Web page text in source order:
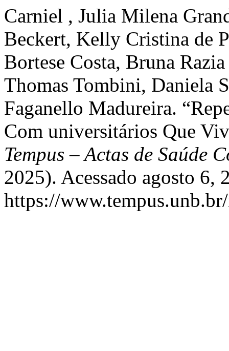
Carniel , Julia Milena
Beckert, Kelly Cristina de
Bortese Costa, Bruna
Thomas Tombini, Daniela
Faganello Madureira.
Com universitários Que
Tempus – Actas de Saúde
2025). Acessado agosto 6,
https://